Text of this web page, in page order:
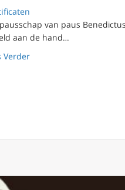
van paus
aan de hand…
Verderabout FOTO’S: